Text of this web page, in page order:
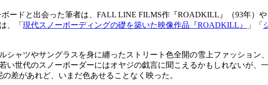
ードと出会った筆者は、FALL LINE FILMS作『ROADKILL』（93年）
、「 現代スノーボーディングの礎を築いた映像作品『ROADKILL』 」「
ャツやサングラスを身に纏ったストリート色全開の雪上ファッション
い世代のスノーボーダーにはオヤジの戯言に聞こえるかもしれないが、
差があれど、いまだ色あせることなく映った。